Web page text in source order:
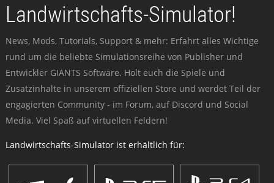
Landwirtschafts-Simulator!
News, Mods, Tutorials, Support & mehr: Erfahrt alles Wichtige
rund um die beliebte Simulationsreihe von Publisher und
Entwickler GIANTS Software. Holt euch die Spiele und
Zusatzinhalte in unserem offiziellen Store und werdet Teil der
engagierten Community - im Forum, auf Discord und Social
Media. Viel Spaß auf virtuellen Feldern!
Landwirtschafts-Simulator ist erhältlich für: